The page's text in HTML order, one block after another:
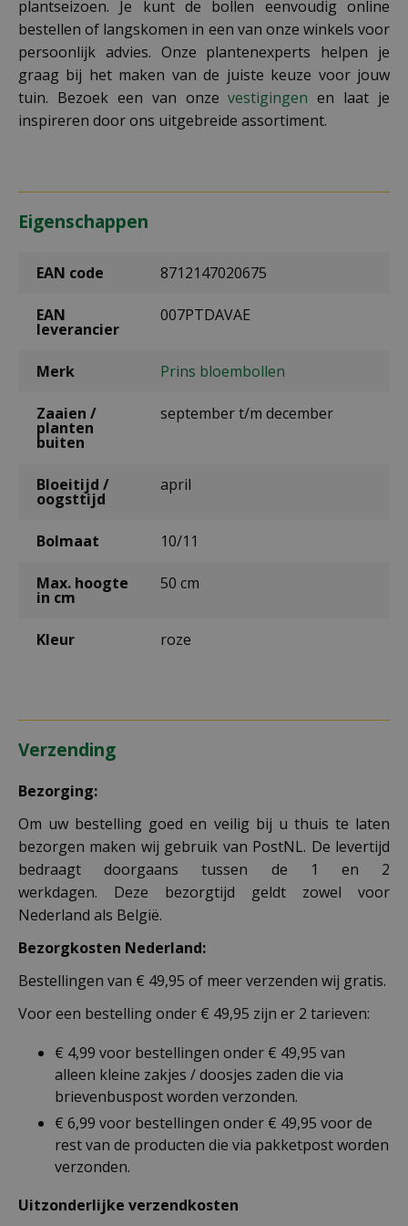
plantseizoen. Je kunt de bollen eenvoudig online
bestellen of langskomen in een van onze winkels voor
persoonlijk advies. Onze plantenexperts helpen je
graag bij het maken van de juiste keuze voor jouw
tuin. Bezoek een van onzevestigingen en laat je
inspireren door ons uitgebreide assortiment.
Eigenschappen
EAN code 8712147020675
EAN
leverancier
007PTDAVAE
Merk Prins bloembollen
Zaaien /
planten
buiten
september t/m december
Bloeitijd /
oogsttijd
april
Bolmaat 10/11
Max. hoogte
in cm
50 cm
Kleur roze
Verzending
Bezorging:
Om uw bestelling goed en veilig bij u thuis te laten
bezorgen maken wij gebruik van PostNL. De levertijd
bedraagt doorgaans tussen de 1 en 2
werkdagen. Deze bezorgtijd geldt zowel voor
Nederland als België.
Bezorgkosten Nederland:
Bestellingen van € 49,95 of meer verzenden wij gratis.
Voor een bestelling onder € 49,95 zijn er 2 tarieven:
€ 4,99 voor bestellingen onder € 49,95 van
alleen kleine zakjes / doosjes zaden die via
brievenbuspost worden verzonden.
€ 6,99 voor bestellingen onder € 49,95 voor de
rest van de producten die via pakketpost worden
verzonden.
Uitzonderlijke verzendkosten